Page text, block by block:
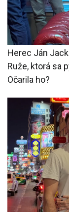
Herec Ján
Ruže, ktorá sa
Očarila ho?